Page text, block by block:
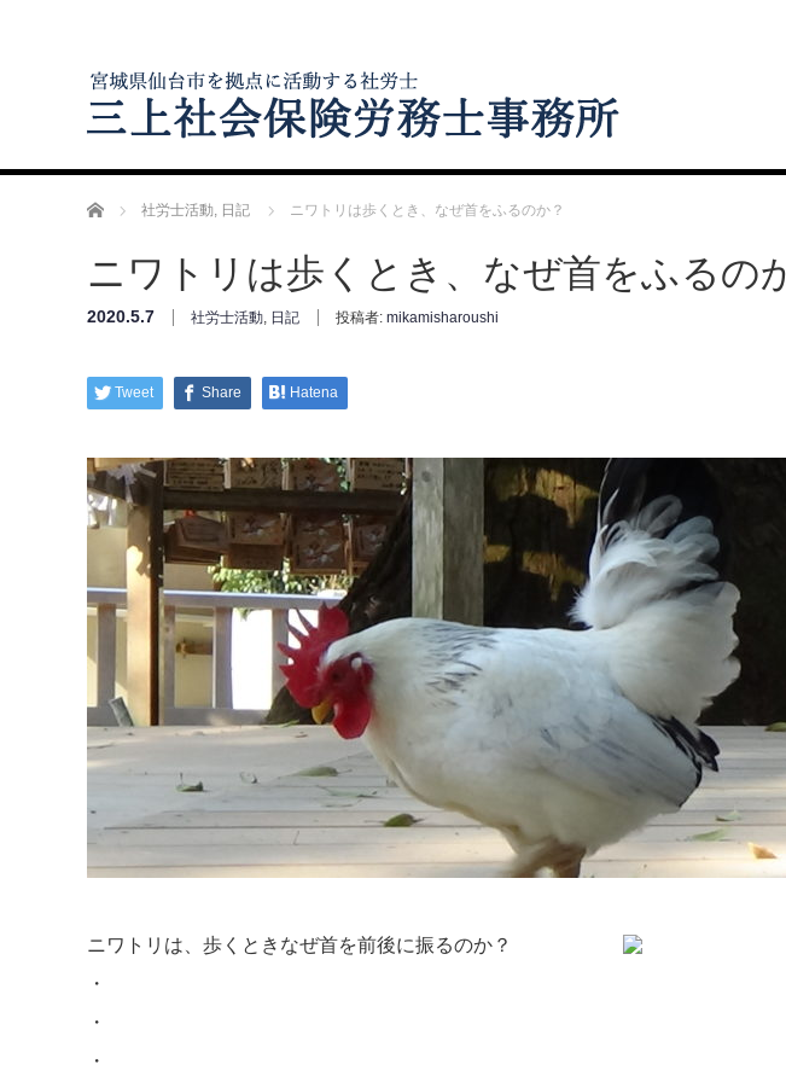
ホーム 社労士活動, 日記 ニワトリは歩くとき、なぜ首をふるのか？
ニワトリは歩くとき、なぜ首をふるの
2020.5.7 社労士活動, 日記 投稿者: mikamisharoushi
Tweet Share Hatena
ニワトリは、歩くときなぜ首を前後に振るのか？
・
・
・